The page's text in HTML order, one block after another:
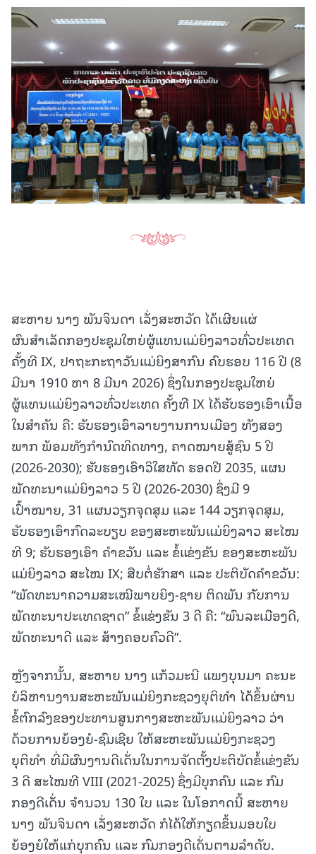
ສະຫາຍ ນາງ ພັນຈິນດາ ເລັ່ງສະຫວັດ ໄດ້ເຜີຍແຜ່
ຜົນສຳເລັດກອງປະຊຸມໃຫຍ່ຜູ້ແທນແມ່ຍິງລາວທົ່ວປະເທດ
ຄັ້ງທີ IX, ປາຖະກະຖາວັນແມ່ຍິງສາກົນ ຄົບຮອບ 116 ປີ (8
ມີນາ 1910 ຫາ 8 ມີນາ 2026) ຊຶ່ງໃນກອງປະຊຸມໃຫຍ່
ຜູ້ແທນແມ່ຍິງລາວທົ່ວປະເທດ ຄັ້ງທີ IX ໄດ້ຮັບຮອງເອົາເນື້ອ
ໃນສໍາຄັນ ຄື: ຮັບຮອງເອົາລາຍງານການເມືອງ ທັງສອງ
ພາກ ພ້ອມທັງກໍານົດທິດທາງ, ຄາດໝາຍສູ້ຊົນ 5 ປີ
(2026-2030); ຮັບຮອງເອົາວິໃສທັດ ຮອດປີ 2035, ແຜນ
ພັດທະນາແມ່ຍິງລາວ 5 ປີ (2026-2030) ຊຶ່ງມີ 9
ເປົ້າໝາຍ, 31 ແຜນວຽກຈຸດສຸມ ແລະ 144 ວຽກຈຸດສຸມ,
ຮັບຮອງເອົາກົດລະບຽບ ຂອງສະຫະພັນແມ່ຍິງລາວ ສະໄໝ
ທີ 9; ຮັບຮອງເອົາ ຄໍາຂວັນ ແລະ ຂໍ້ແຂ່ງຂັນ ຂອງສະຫະພັນ
ແມ່ຍິງລາວ ສະໄໝ IX; ສືບຕໍ່ຮັກສາ ແລະ ປະຕິບັດຄໍາຂວັນ:
“ພັດທະນາຄວາມສະເໝີພາບຍິງ-ຊາຍ ຕິດພັນ ກັບການ
ພັດທະນາປະເທດຊາດ” ຂໍ້ແຂ່ງຂັນ 3 ດີ ຄື: “ພົນລະເມືອງດີ,
ພັດທະນາດີ ແລະ ສ້າງຄອບຄົວດີ”.
ຫຼັງຈາກນັ້ນ, ສະຫາຍ ນາງ ແກ້ວມະນີ ແພງບຸນມາ ຄະນະ
ບໍລິຫານງານສະຫະພັນແມ່ຍິງກະຊວງຍຸຕິທຳ ໄດ້ຂຶ້ນຜ່ານ
ຂໍ້ຕົກລົງຂອງປະທານສູນກາງສະຫະພັນແມ່ຍິງລາວ ວ່າ
ດ້ວຍການຍ້ອງຍໍ-ຊົມເຊີຍ ໃຫ້ສະຫະພັນແມ່ຍິງກະຊວງ
ຍຸຕິທຳ ທີ່ມີຜົນງານດີເດັ່ນໃນການຈັດຕັ້ງປະຕິບັດຂໍ້ແຂ່ງຂັນ
3 ດີ ສະໄໝທີ VIII (2021-2025) ຊຶ່ງມີບຸກຄົນ ແລະ ກົມ
ກອງດີເດັ່ນ ຈຳນວນ 130 ໃບ ແລະ ໃນໂອກາດນີ້ ສະຫາຍ
ນາງ ພັນຈິນດາ ເລັ່ງສະຫວັດ ກໍໄດ້ໃຫ້ກຽດຂຶ້ນມອບໃບ
ຍ້ອງຍໍໃຫ້ແກ່ບຸກຄົນ ແລະ ກົມກອງດີເດັ່ນຕາມລຳດັບ.